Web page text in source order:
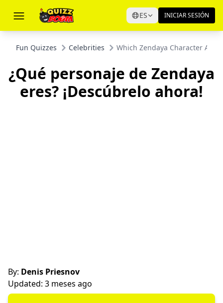
ES INICIAR SESIÓN
Fun Quizzes Celebrities Which Zendaya Character Are
¿Qué personaje de Zendaya
eres? ¡Descúbrelo ahora!
By: Denis Priesnov
Updated: 3 meses ago